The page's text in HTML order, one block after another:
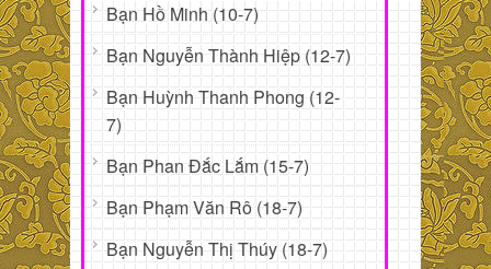
Bạn Hồ Minh (10-7)
Bạn Nguyễn Thành Hiệp (12-7)
Bạn Huỳnh Thanh Phong (12-
7)
Bạn Phan Đắc Lắm (15-7)
Bạn Phạm Văn Rô (18-7)
Bạn Nguyễn Thị Thúy (18-7)